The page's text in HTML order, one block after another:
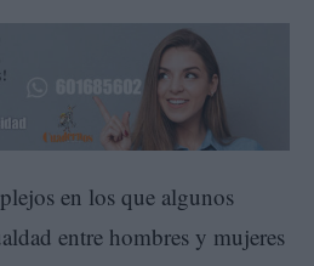
en los que algunos
entre hombres y mujeres